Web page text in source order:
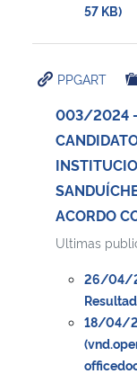
57 KB)
PPGART
003/2024 –
ACORDO
Ultimas
26/04/
18/04/